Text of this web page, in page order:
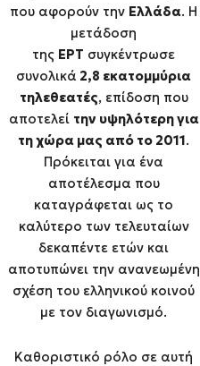
που αφορούν την Ελλάδα. Η
μετάδοση
της ΕΡΤ συγκέντρωσε
συνολικά 2,8 εκατομμύρια
τηλεθεατές, επίδοση που
αποτελεί την υψηλότερη για
τη χώρα μας από το 2011.
Πρόκειται για ένα
αποτέλεσμα που
καταγράφεται ως το
καλύτερο των τελευταίων
δεκαπέντε ετών και
αποτυπώνει την ανανεωμένη
σχέση του ελληνικού κοινού
με τον διαγωνισμό.
Καθοριστικό ρόλο σε αυτή